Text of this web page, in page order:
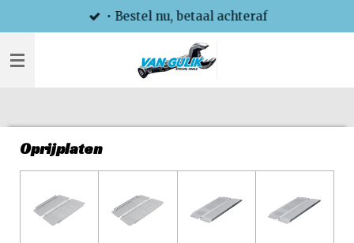
direct
naar
• Bestel nu, betaal achteraf
Oprijplaten